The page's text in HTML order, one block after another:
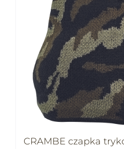
CRAMBE czapka